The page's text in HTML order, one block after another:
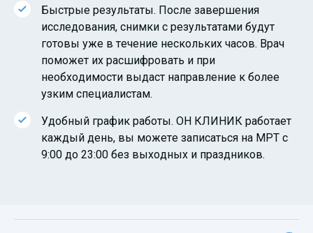
Быстрые результаты. После завершения
исследования, снимки с результатами будут
готовы уже в течение нескольких часов. Врач
поможет их расшифровать и при
необходимости выдаст направление к более
узким специалистам.
Удобный график работы. ОН КЛИНИК работает
каждый день, вы можете записаться на МРТ с
9:00 до 23:00 без выходных и праздников.